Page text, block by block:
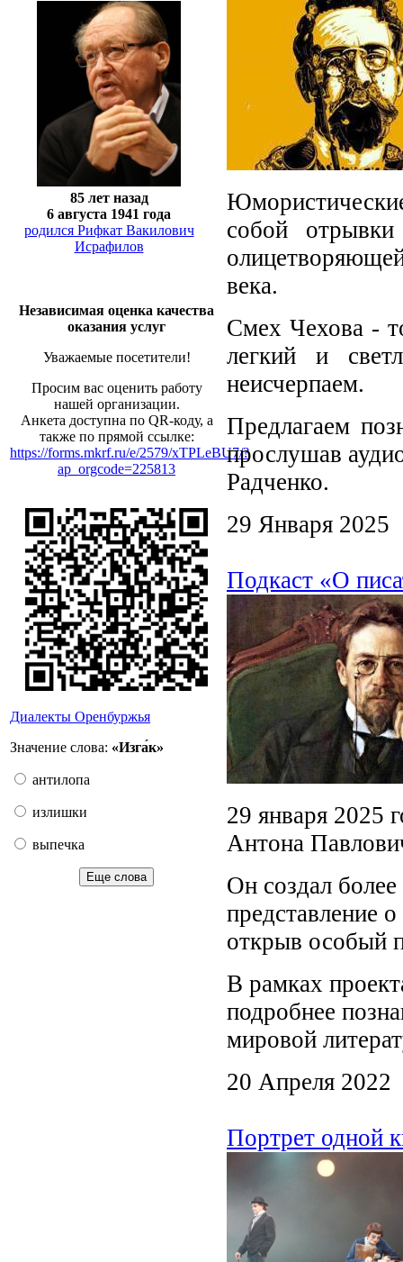
85 лет назад
6 августа 1941 года
родился Рифкат Вакилович
Исрафилов
Независимая оценка качества
оказания услуг
Уважаемые посетители!
Просим вас оценить работу
нашей организации.
Анкета доступна по QR-коду, а
также по прямой ссылке:
https://forms.mkrf.ru/e/2579/xTPLeBU7/?
ap_orgcode=225813
Диалекты Оренбуржья
Значение слова: «Изга́к»
антилопа
излишки
выпечка
Еще слова
собой
века.
Смех Чехова -
легкий и
неисчерпаем.
Предлагаем
прослушав
Радченко.
29 Января 2025
Подкаст «О
29 января 2025
Антона
Он создал
представление
открыв особый
В рамках
подробнее
мировой
20 Апреля 2022
Портрет одной